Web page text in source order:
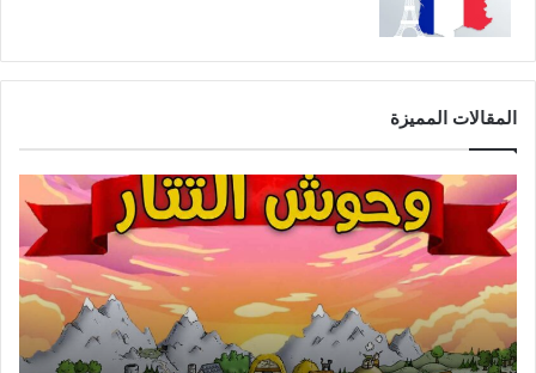
المقالات المميزة
وحوش
التتار
|
أفضل
لعبة
حرب
التتار
الكلاسيكية